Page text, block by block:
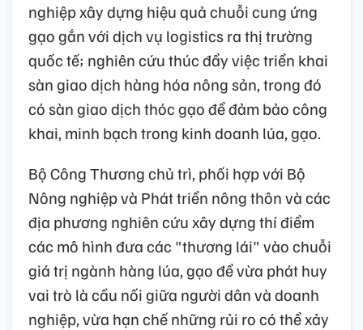
nghiệp xây dựng hiệu quả chuỗi cung ứng
gạo gắn với dịch vụ logistics ra thị trường
quốc tế; nghiên cứu thúc đẩy việc triển khai
sàn giao dịch hàng hóa nông sản, trong đó
có sàn giao dịch thóc gạo để đảm bảo công
khai, minh bạch trong kinh doanh lúa, gạo.
Bộ Công Thương chủ trì, phối hợp với Bộ
Nông nghiệp và Phát triển nông thôn và các
địa phương nghiên cứu xây dựng thí điểm
các mô hình đưa các "thương lái" vào chuỗi
giá trị ngành hàng lúa, gạo để vừa phát huy
vai trò là cầu nối giữa người dân và doanh
nghiệp, vừa hạn chế những rủi ro có thể xảy